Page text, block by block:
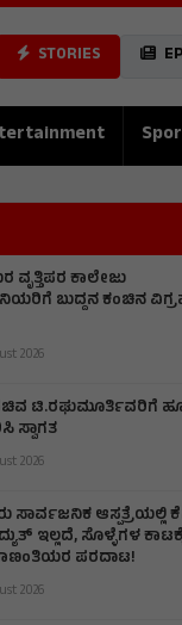
STORIES
ಕಾಲೇಜು
ಬುದ್ದನ ಕಂಚಿನ
2026
ಟಿ.ರಘುಮೂರ್ತಿವರಿಗೆ
ಸ್ವಾಗತ
2026
ಸಾರ್ವಜನಿಕ ಆಸ್ಪತ್ರೆಯಲ್ಲಿ
ಇಲ್ಲದೆ, ಸೊಳ್ಳೆಗಳ
ಬಾಣಂತಿಯರ ಪರದಾಟ!
2026